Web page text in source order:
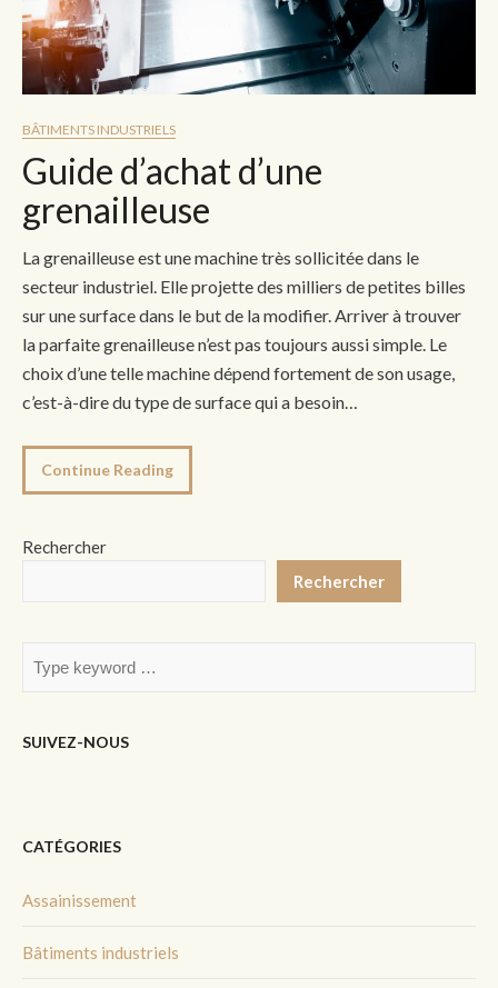
BÂTIMENTS INDUSTRIELS
Guide d’achat d’une
grenailleuse
La grenailleuse est une machine très sollicitée dans le
secteur industriel. Elle projette des milliers de petites billes
sur une surface dans le but de la modifier. Arriver à trouver
la parfaite grenailleuse n’est pas toujours aussi simple. Le
choix d’une telle machine dépend fortement de son usage,
c’est-à-dire du type de surface qui a besoin…
Continue Reading
Rechercher
Rechercher
SUIVEZ-NOUS
CATÉGORIES
Assainissement
Bâtiments industriels